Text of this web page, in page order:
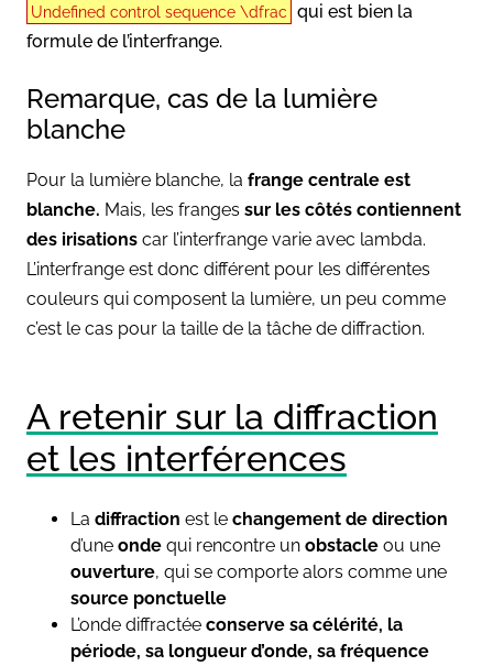
Undefined control sequence \dfrac
qui est bien la
formule de l’interfrange.
Remarque, cas de la lumière
blanche
Pour la lumière blanche, la frange centrale est
blanche. Mais, les franges sur les côtés contiennent
des irisations car l’interfrange varie avec lambda.
L’interfrange est donc différent pour les différentes
couleurs qui composent la lumière, un peu comme
c’est le cas pour la taille de la tâche de diffraction.
A retenir sur la diffraction
et les interférences
La diffraction est le changement de direction
d’une onde qui rencontre un obstacle ou une
ouverture, qui se comporte alors comme une
source ponctuelle
L’onde diffractée conserve sa célérité, la
période, sa longueur d’onde, sa fréquence